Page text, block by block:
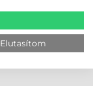
Elutasítom